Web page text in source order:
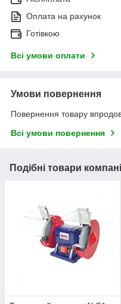
Оплата на рахунок
Готівкою
Всі умови оплати
Умови повернення
Повернення товару
Всі умови повернення
Подібні товари